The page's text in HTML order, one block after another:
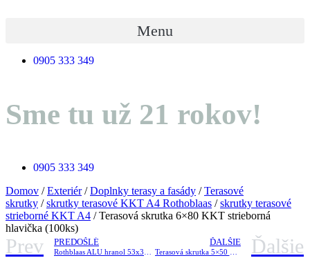
Menu
0905 333 349
Sme tu už 21 rokov!
0905 333 349
Domov /Exteriér/Doplnky terasy a fasády /Terasové
skrutky /skrutky terasové KKT A4 Rothoblaas /skrutky terasové
strieborné KKT A4 / Terasová skrutka 6×80 KKT strieborná
hlavička (100ks)
Prev PREDOŠLÉ ĎALŠIE Ďalšie